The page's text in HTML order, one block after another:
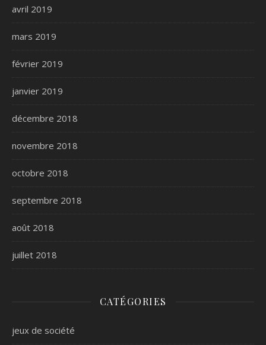
avril 2019
mars 2019
février 2019
janvier 2019
décembre 2018
novembre 2018
octobre 2018
septembre 2018
août 2018
juillet 2018
CATÉGORIES
jeux de société